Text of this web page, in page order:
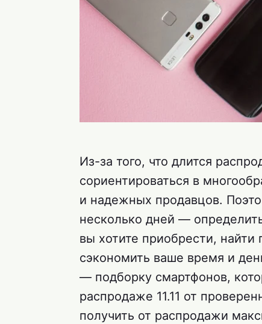
Из-за того, что длится
сориентироваться в
и надежных продавцов.
несколько дней —
вы хотите приобрести,
сэкономить ваше время и
— подборку смартфонов,
распродаже 11.11 от
получить от распродажи